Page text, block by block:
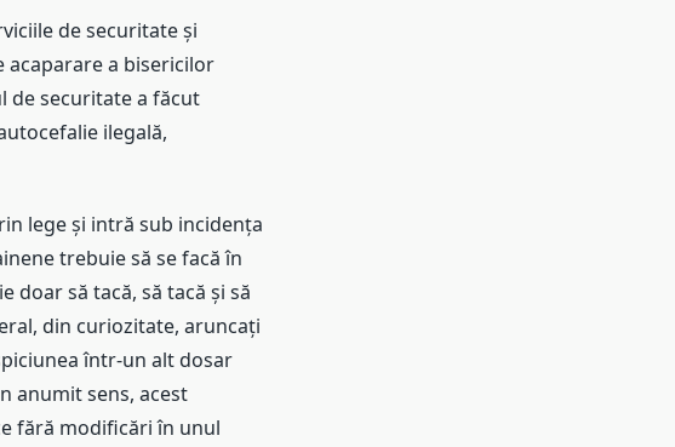
de securitate și
acaparare a bisericilor
de securitate a făcut
ilegală,
lege și intră sub incidența
trebuie să se facă în
doar să tacă, să tacă și să
din curiozitate, aruncați
într-un alt dosar
anumit sens, acest
fără modificări în unul